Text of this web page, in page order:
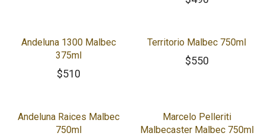
Andeluna 1300 Malbec
375ml
$510
Territorio Malbec 750ml
$550
Andeluna Raices Malbec
750ml
Marcelo Pelleriti
Malbecaster Malbec 750ml